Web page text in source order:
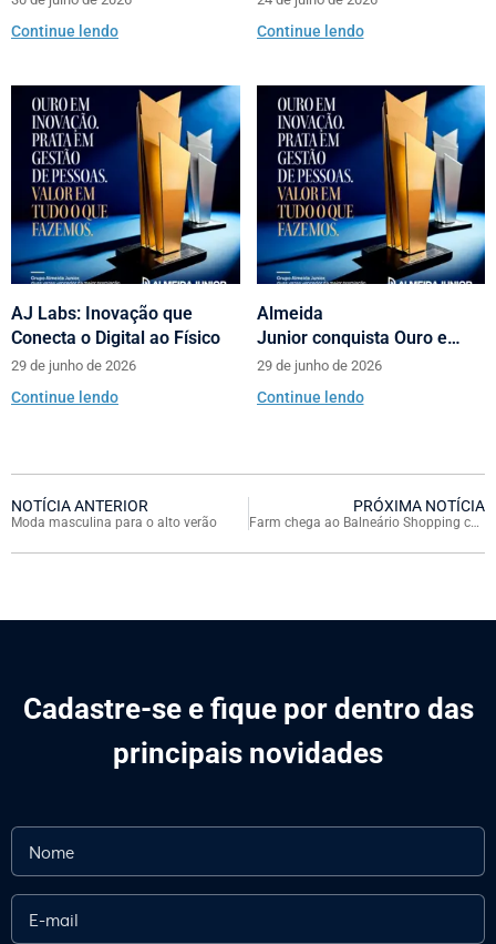
Almeida Junior
Continue lendo
Shopping
Continue lendo
AJ Labs: Inovação que
Conecta o Digital ao Físico
29 de junho de 2026
Continue lendo
Almeida
Junior conquista Ouro e
Prata no Prêmio Abrasce
29 de junho de 2026
Continue lendo
NOTÍCIA ANTERIOR
Moda masculina para o alto verão
PRÓXIMA NOTÍCIA
Farm chega ao Balneário Shopping com nova coleção de inverno
Cadastre-se e fique por dentro das
principais novidades